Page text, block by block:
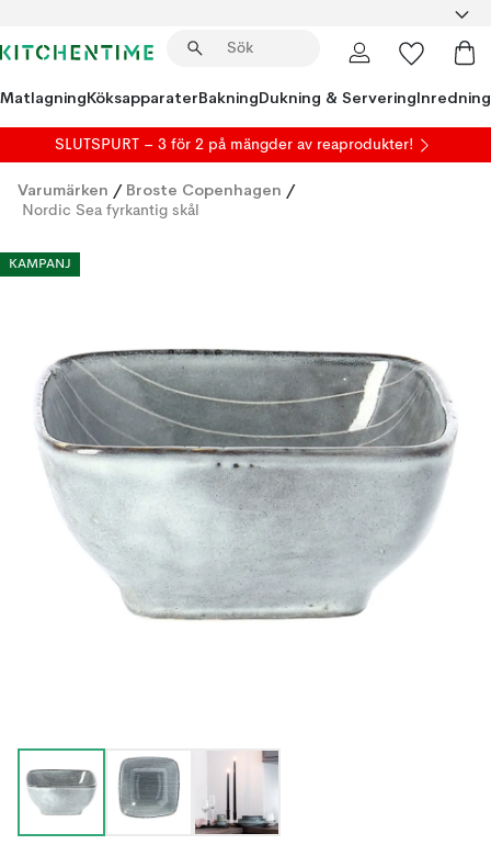
MatlagningKöksapparaterBakningDukning & ServeringInredning
SLUTSPURT – 3 för 2 på mängder av reaprodukter!
Varumärken / Broste Copenhagen /
Nordic Sea fyrkantig skål
KAMPANJ